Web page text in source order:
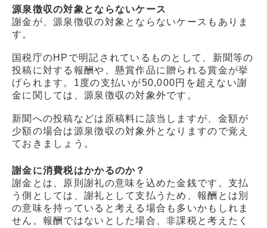
源泉徴収の対象とならないケース
謝金が、源泉徴収の対象とならないケースもありま
す。
国税庁のHPで明記されているものとして、新聞等の
投稿に対する報酬や、懸賞作品に贈られる賞金が挙
げられます。1度の支払いが50,000円を超えない謝
金に関しては、源泉徴収の対象外です。
新聞への投稿などは原稿料に該当しますが、金額が
少額の場合は源泉徴収の対象外となりますので覚え
ておきましょう。
謝金に消費税はかかるのか？
謝金とは、原則謝礼の意味を込めた金銭です。支払
う側としては、謝礼として支払うため、報酬とは別
の意味を持っていると考える場合も多いかもしれま
せん。報酬ではないとした場合、非課税と考えたく